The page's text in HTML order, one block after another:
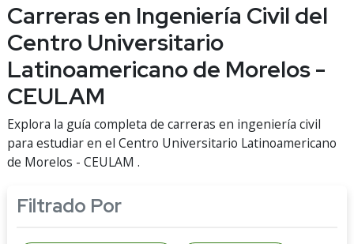
Carreras en Ingeniería Civil del
Centro Universitario
Latinoamericano de Morelos -
CEULAM
Explora la guía completa de carreras en ingeniería civil
para estudiar en el Centro Universitario Latinoamericano
de Morelos - CEULAM .
Filtrado Por